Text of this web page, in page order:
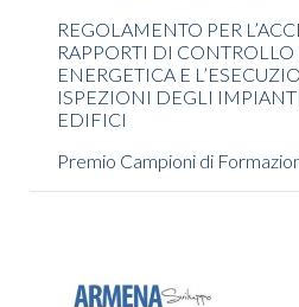
REGOLAMENTO PER
RAPPORTI DI
ENERGETICA E
ISPEZIONI DEGLI
EDIFICI
Premio Campioni di